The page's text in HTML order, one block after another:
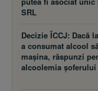
SRL
Decizie ÎCCJ: Dacă
a consumat alcool
maşina, răspunzi
alcoolemia şoferului